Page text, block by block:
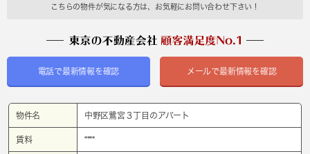
こちらの物件が気になる方は、お気軽にお問い合わせ下さい！
電話で最新情報を確認 メールで最新情報を確認
物件名 中野区鷺宮３丁目のアパート
賃料 ****